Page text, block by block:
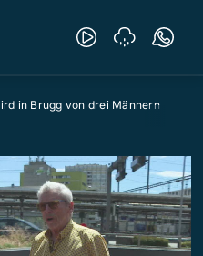
in Brugg von drei Männern